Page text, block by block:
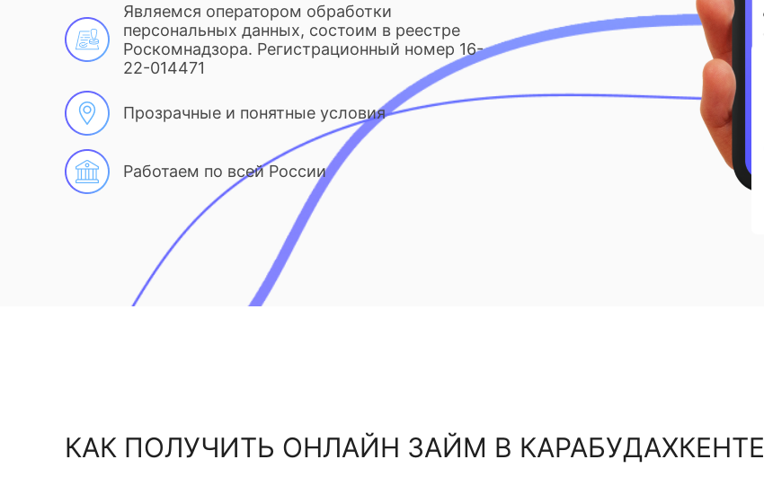
Являемся оператором обработки
персональных данных, состоим в реестре
Роскомнадзора. Регистрационный номер 16-
22-014471
Прозрачные и понятные условия
Работаем по всей России
КАК ПОЛУЧИТЬ ОНЛАЙН ЗАЙМ В КАРАБУДАХКЕНТЕ